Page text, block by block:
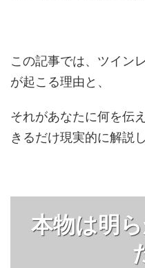
この記事では、ツイン
が起こる理由と、
それがあなたに何を伝
きるだけ現実的に解説
本物は明